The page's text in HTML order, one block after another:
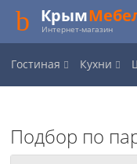
Крым
Интернет-магазин
Гостиная Кухни
Подбор по